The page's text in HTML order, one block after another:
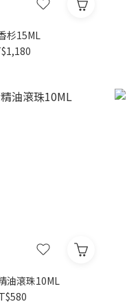
杉15ML
油滾珠10ML